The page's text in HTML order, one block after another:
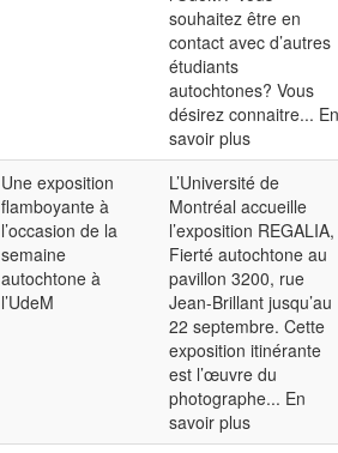
souhaitez être en
contact avec d’autres
étudiants
autochtones? Vous
désirez connaitre... En
savoir plus
Une exposition
flamboyante à
l’occasion de la
semaine
autochtone à
l’UdeM
L’Université de
Montréal accueille
l’exposition REGALIA,
Fierté autochtone au
pavillon 3200, rue
Jean-Brillant jusqu’au
22 septembre. Cette
exposition itinérante
est l’œuvre du
photographe... En
savoir plus